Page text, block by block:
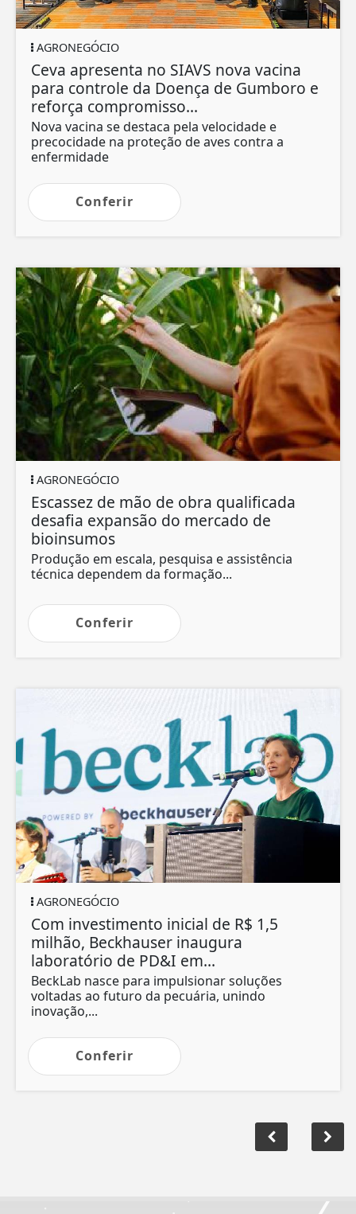
AGRONEGÓCIO
Ceva apresenta no SIAVS nova vacina
para controle da Doença de Gumboro e
reforça compromisso...
Nova vacina se destaca pela velocidade e
precocidade na proteção de aves contra a
enfermidade
Conferir
AGRONEGÓCIO
Escassez de mão de obra qualificada
desafia expansão do mercado de
bioinsumos
Produção em escala, pesquisa e assistência
técnica dependem da formação...
Conferir
AGRONEGÓCIO
Com investimento inicial de R$ 1,5
milhão, Beckhauser inaugura
laboratório de PD&I em...
BeckLab nasce para impulsionar soluções
voltadas ao futuro da pecuária, unindo
inovação,...
Conferir